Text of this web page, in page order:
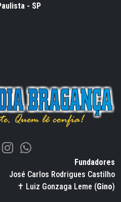
- SP
Fundadores
José Carlos Rodrigues Castilho
✝ Luiz Gonzaga Leme (Gino)